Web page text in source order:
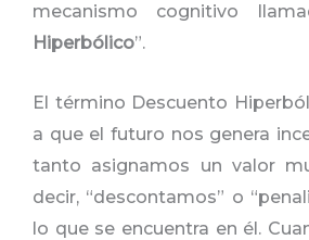
mecanismo cognitivo
Hiperbólico”.
El término Descuento
a que el futuro nos genera
tanto asignamos un valor
decir, “descontamos” o
lo que se encuentra en él.